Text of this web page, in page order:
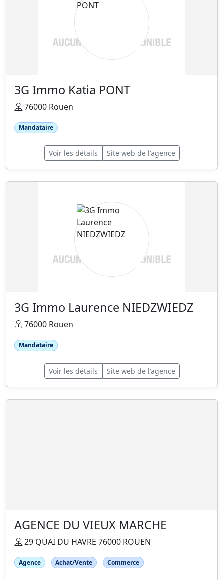
3G Immo Katia PONT
76000 Rouen
Mandataire
Voir les détails Site web de l'agence
3G Immo Laurence NIEDZWIEDZ
76000 Rouen
Mandataire
Voir les détails Site web de l'agence
AGENCE DU VIEUX MARCHE
29 QUAI DU HAVRE 76000 ROUEN
Agence Achat/Vente Commerce